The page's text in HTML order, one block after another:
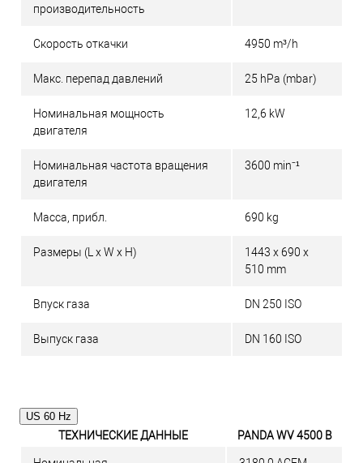
производительность
Скорость откачки 4950 m³/h
Макс. перепад давлений 25 hPa (mbar)
Номинальная мощность
двигателя
12,6 kW
Номинальная частота вращения
двигателя
3600 min⁻¹
Масса, прибл. 690 kg
Размеры (L x W x H)
1443 x 690 x
510 mm
Впуск газа DN 250 ISO
Выпуск газа DN 160 ISO
US 60 Hz
ТЕХНИЧЕСКИЕ ДАННЫЕ PANDA WV 4500 B